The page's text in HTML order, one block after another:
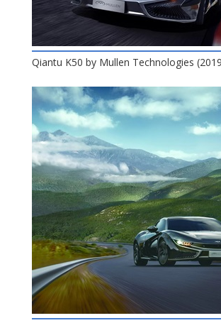
Qiantu K50 by Mullen Technologies